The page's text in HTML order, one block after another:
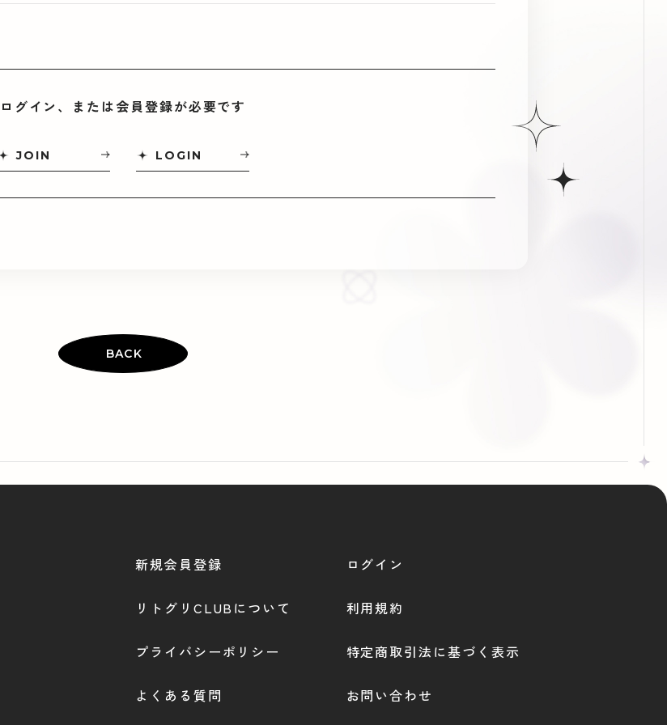
ログイン、または会員登録が必要です
JOIN LOGIN
BACK
新規会員登録 ログイン
リトグリCLUBについて 利用規約
プライバシーポリシー 特定商取引法に基づく表示
よくある質問 お問い合わせ